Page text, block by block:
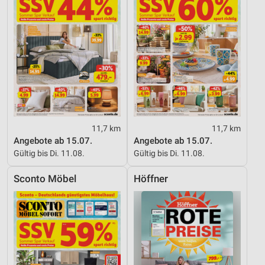
11,7 km
Angebote ab 15.07.
Gültig bis Di. 11.08.
11,7 km
Angebote ab 15.07.
Gültig bis Di. 11.08.
Sconto Möbel Höffner
Analyse von Zielgruppen durch Statistiken oder
Kombinationen von Daten aus verschiedenen
Quellen
Entwicklung und Verbesserung der Angebote
Verwendung reduzierter Daten zur Auswahl von
Inhalten
Verwendung genauer Standortdaten
Informationen identifizieren
Nicht-IAB-Verarbeitungszwecke:
Notwendig
Performance
Funktional